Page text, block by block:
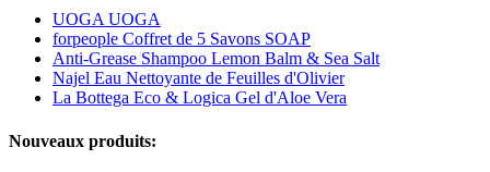
UOGA UOGA
forpeople Coffret de 5 Savons SOAP
Anti-Grease Shampoo Lemon Balm & Sea Salt
Najel Eau Nettoyante de Feuilles d'Olivier
La Bottega Eco & Logica Gel d'Aloe Vera
Nouveaux produits: